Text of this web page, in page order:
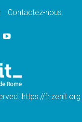
inquiétant
la guerre»
d'espoir pour
vers
depuis
Contactez-nous
https://fr.zenit.org